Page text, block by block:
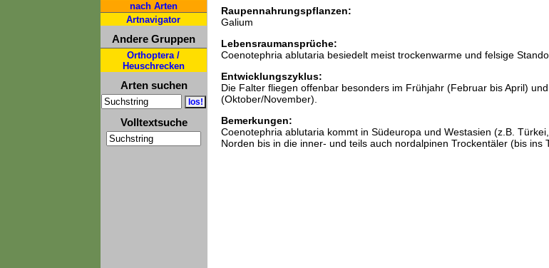
nach Arten
Artnavigator
Andere Gruppen
Orthoptera /
Heuschrecken
Arten suchen
Volltextsuche
Raupennahrungspflanzen:
Galium
Lebensraumansprüche:
Coenotephria ablutaria besiedelt meist trockenwarme und felsige
Entwicklungszyklus:
Die Falter fliegen offenbar besonders im Frühjahr (Februar bis April)
(Oktober/November).
Bemerkungen:
Coenotephria ablutaria kommt in Südeuropa und Westasien (z.B.
Norden bis in die inner- und teils auch nordalpinen Trockentäler (bis ins